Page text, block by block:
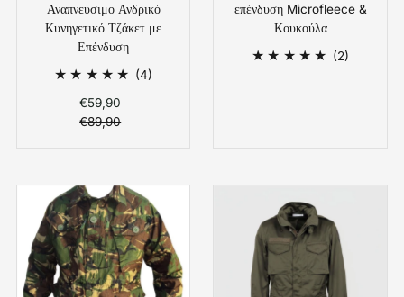
Ημερομηνία, νεότερη
σε παλαιότερη
Αναπνεύσιμο Ανδρικό
Κυνηγετικό Τζάκετ με
Επένδυση
(4)
Τιμή
Πώλησης
€59,90
Κανονική
€89,90
επένδυση Microfleece &
Κουκούλα
(2)